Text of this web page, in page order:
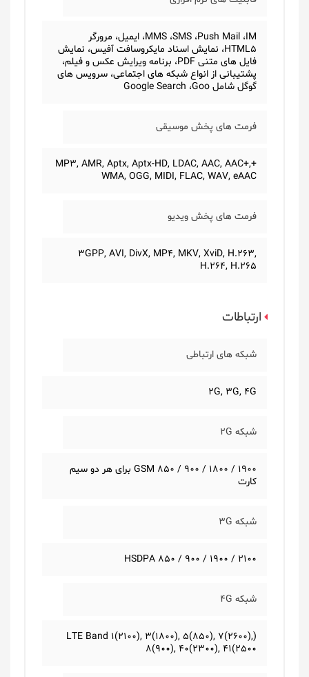
MMS ،SMS ،Push Mail ،IM، ایمیل، مرورگر
HTML5، نمایش اسناد مایکروسافت آفیس، نمایش
فایل های متنی PDF، برنامه ویرایش عکس و فیلم،
پشتیبانی از انواع شبکه های اجتماعی، سرویس های
گوگل شامل Google Search ،Goo
فرمت های پخش موسیقی
+MP3, AMR, Aptx, Aptx-HD, LDAC, AAC, AAC+,
WMA, OGG, MIDI, FLAC, WAV, eAAC
فرمت های پخش ویدیو
3GPP, AVI, DivX, MP4, MKV, XviD, H.263,
H.264, H.265
ارتباطات
شبکه های ارتباطی
2G, 3G, 4G
شبکه 2G
GSM 850 / 900 / 1800 / 1900 برای هر دو سیم
کارت
شبکه 3G
HSDPA 850 / 900 / 1900 / 2100
شبکه 4G
(LTE Band 1(2100), 3(1800), 5(850), 7(2600),
8(900), 40(2300), 41(2500